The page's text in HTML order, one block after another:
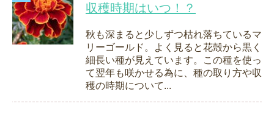
収穫時期はいつ！？
秋も深まると少しずつ枯れ落ちているマ
リーゴールド。よく見ると花殻から黒く
細長い種が見えています。この種を使っ
て翌年も咲かせる為に、種の取り方や収
穫の時期について...